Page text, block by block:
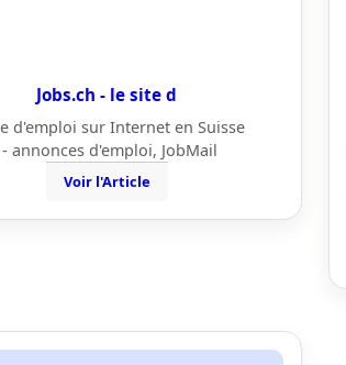
Jobs.ch - le site d
d'emploi sur Internet en Suisse
annonces d'emploi, JobMail
Voir l'Article